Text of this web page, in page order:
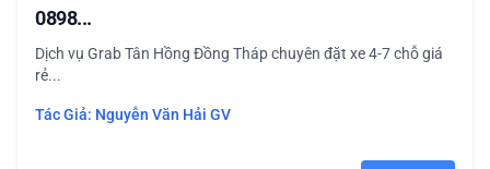
0898...
Dịch vụ Grab Tân Hồng Đồng Tháp chuyên đặt xe 4-7 chỗ giá
rẻ...
Tác Giả: Nguyễn Văn Hải GV